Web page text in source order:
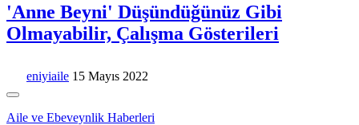
'Anne Beyni' Düşündüğünüz Gibi
Olmayabilir, Çalışma Gösterileri
eniyiaile 15 Mayıs 2022
Aile ve Ebeveynlik Haberleri